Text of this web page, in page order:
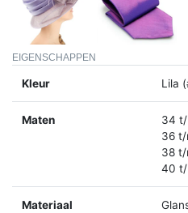
EIGENSCHAPPEN
Kleur Lila
Maten
34
36
38
40
Materiaal